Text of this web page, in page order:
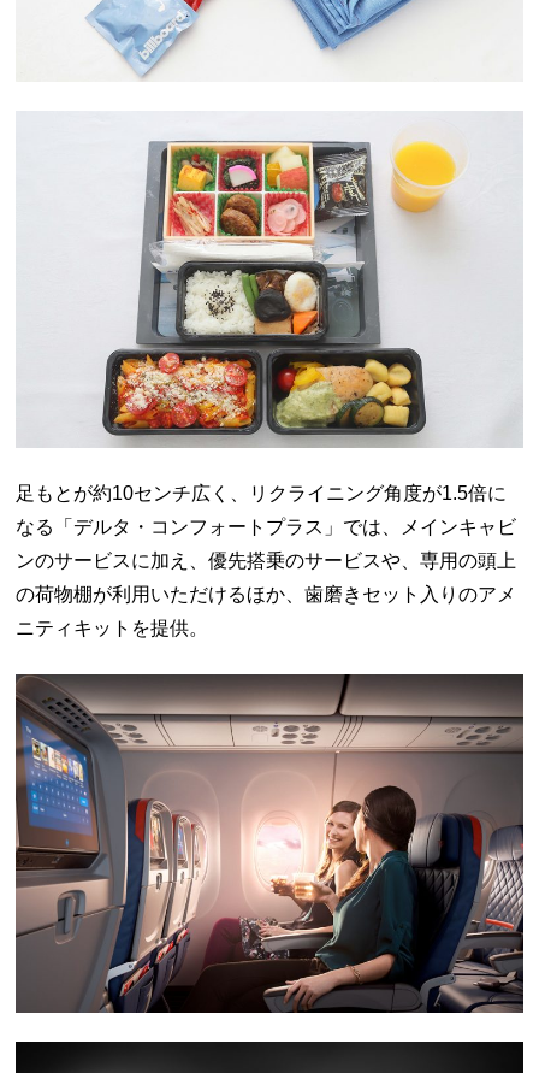
足もとが約10センチ広く、リクライニング角度が1.5倍に
なる「デルタ・コンフォートプラス」では、メインキャビ
ンのサービスに加え、優先搭乗のサービスや、専用の頭上
の荷物棚が利用いただけるほか、歯磨きセット入りのアメ
ニティキットを提供。